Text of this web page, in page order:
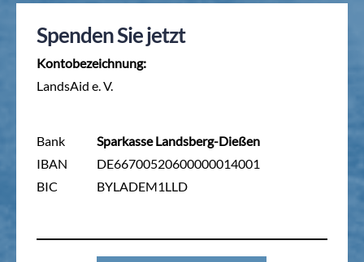
Spenden Sie jetzt
Kontobezeichnung:
LandsAid e. V.
Bank
IBAN
BIC
Sparkasse Landsberg-Dießen
DE66700520600000014001
BYLADEM1LLD